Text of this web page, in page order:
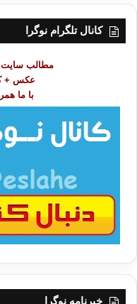
کانال تلگرام نوگرا
مطالب سایت
عکس +
با ما
خبرنامه نوگرا